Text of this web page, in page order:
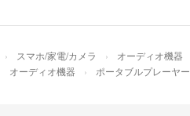
スマホ/家電/カメラ オーディオ機器
オーディオ機器 ポータブルプレーヤー